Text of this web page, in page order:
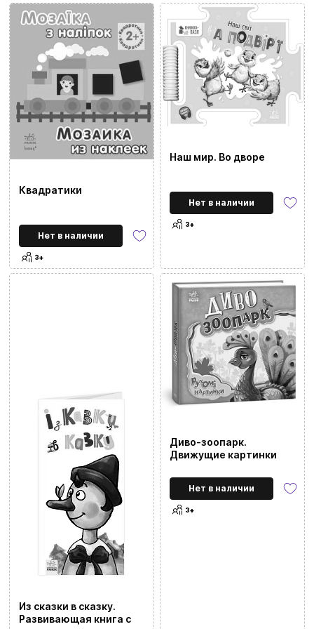
Сбросить все фильтры
Квадратики
Нет в наличии
3+
Наш мир. Во дворе
Нет в наличии
3+
Из сказки в сказку.
Развивающая книга с
Диво-зоопарк.
Движущие картинки
Нет в наличии
3+
Ввойти
Бренды
Доставка и оплата